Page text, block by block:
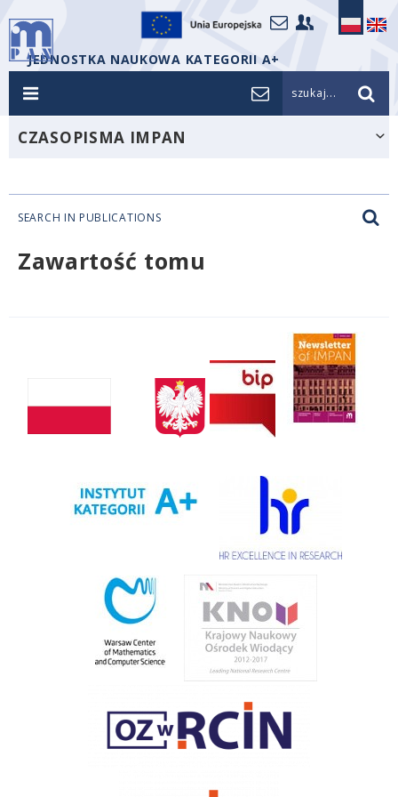
JEDNOSTKA NAUKOWA KATEGORII A+
szukaj...
CZASOPISMA IMPAN
SEARCH IN PUBLICATIONS
Zawartość tomu